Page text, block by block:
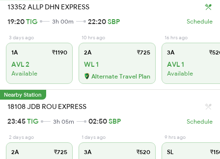
13352 ALLP DHN EXPRESS
19:20TIG 3h 00m 22:20SBP Schedule
3 days ago
1A ₹1190
AVL 2
Available
10 hrs ago
2A ₹725
WL 1
Alternate Travel Plan
16 hrs ago
3A
AVL 1
Available
Nearby Station
18108 JDB ROU EXPRESS
23:45TIG 3h 05m 02:50SBP Schedule
2 days ago
2A ₹725
1 days ago
3A ₹520
9 hrs ago
SL